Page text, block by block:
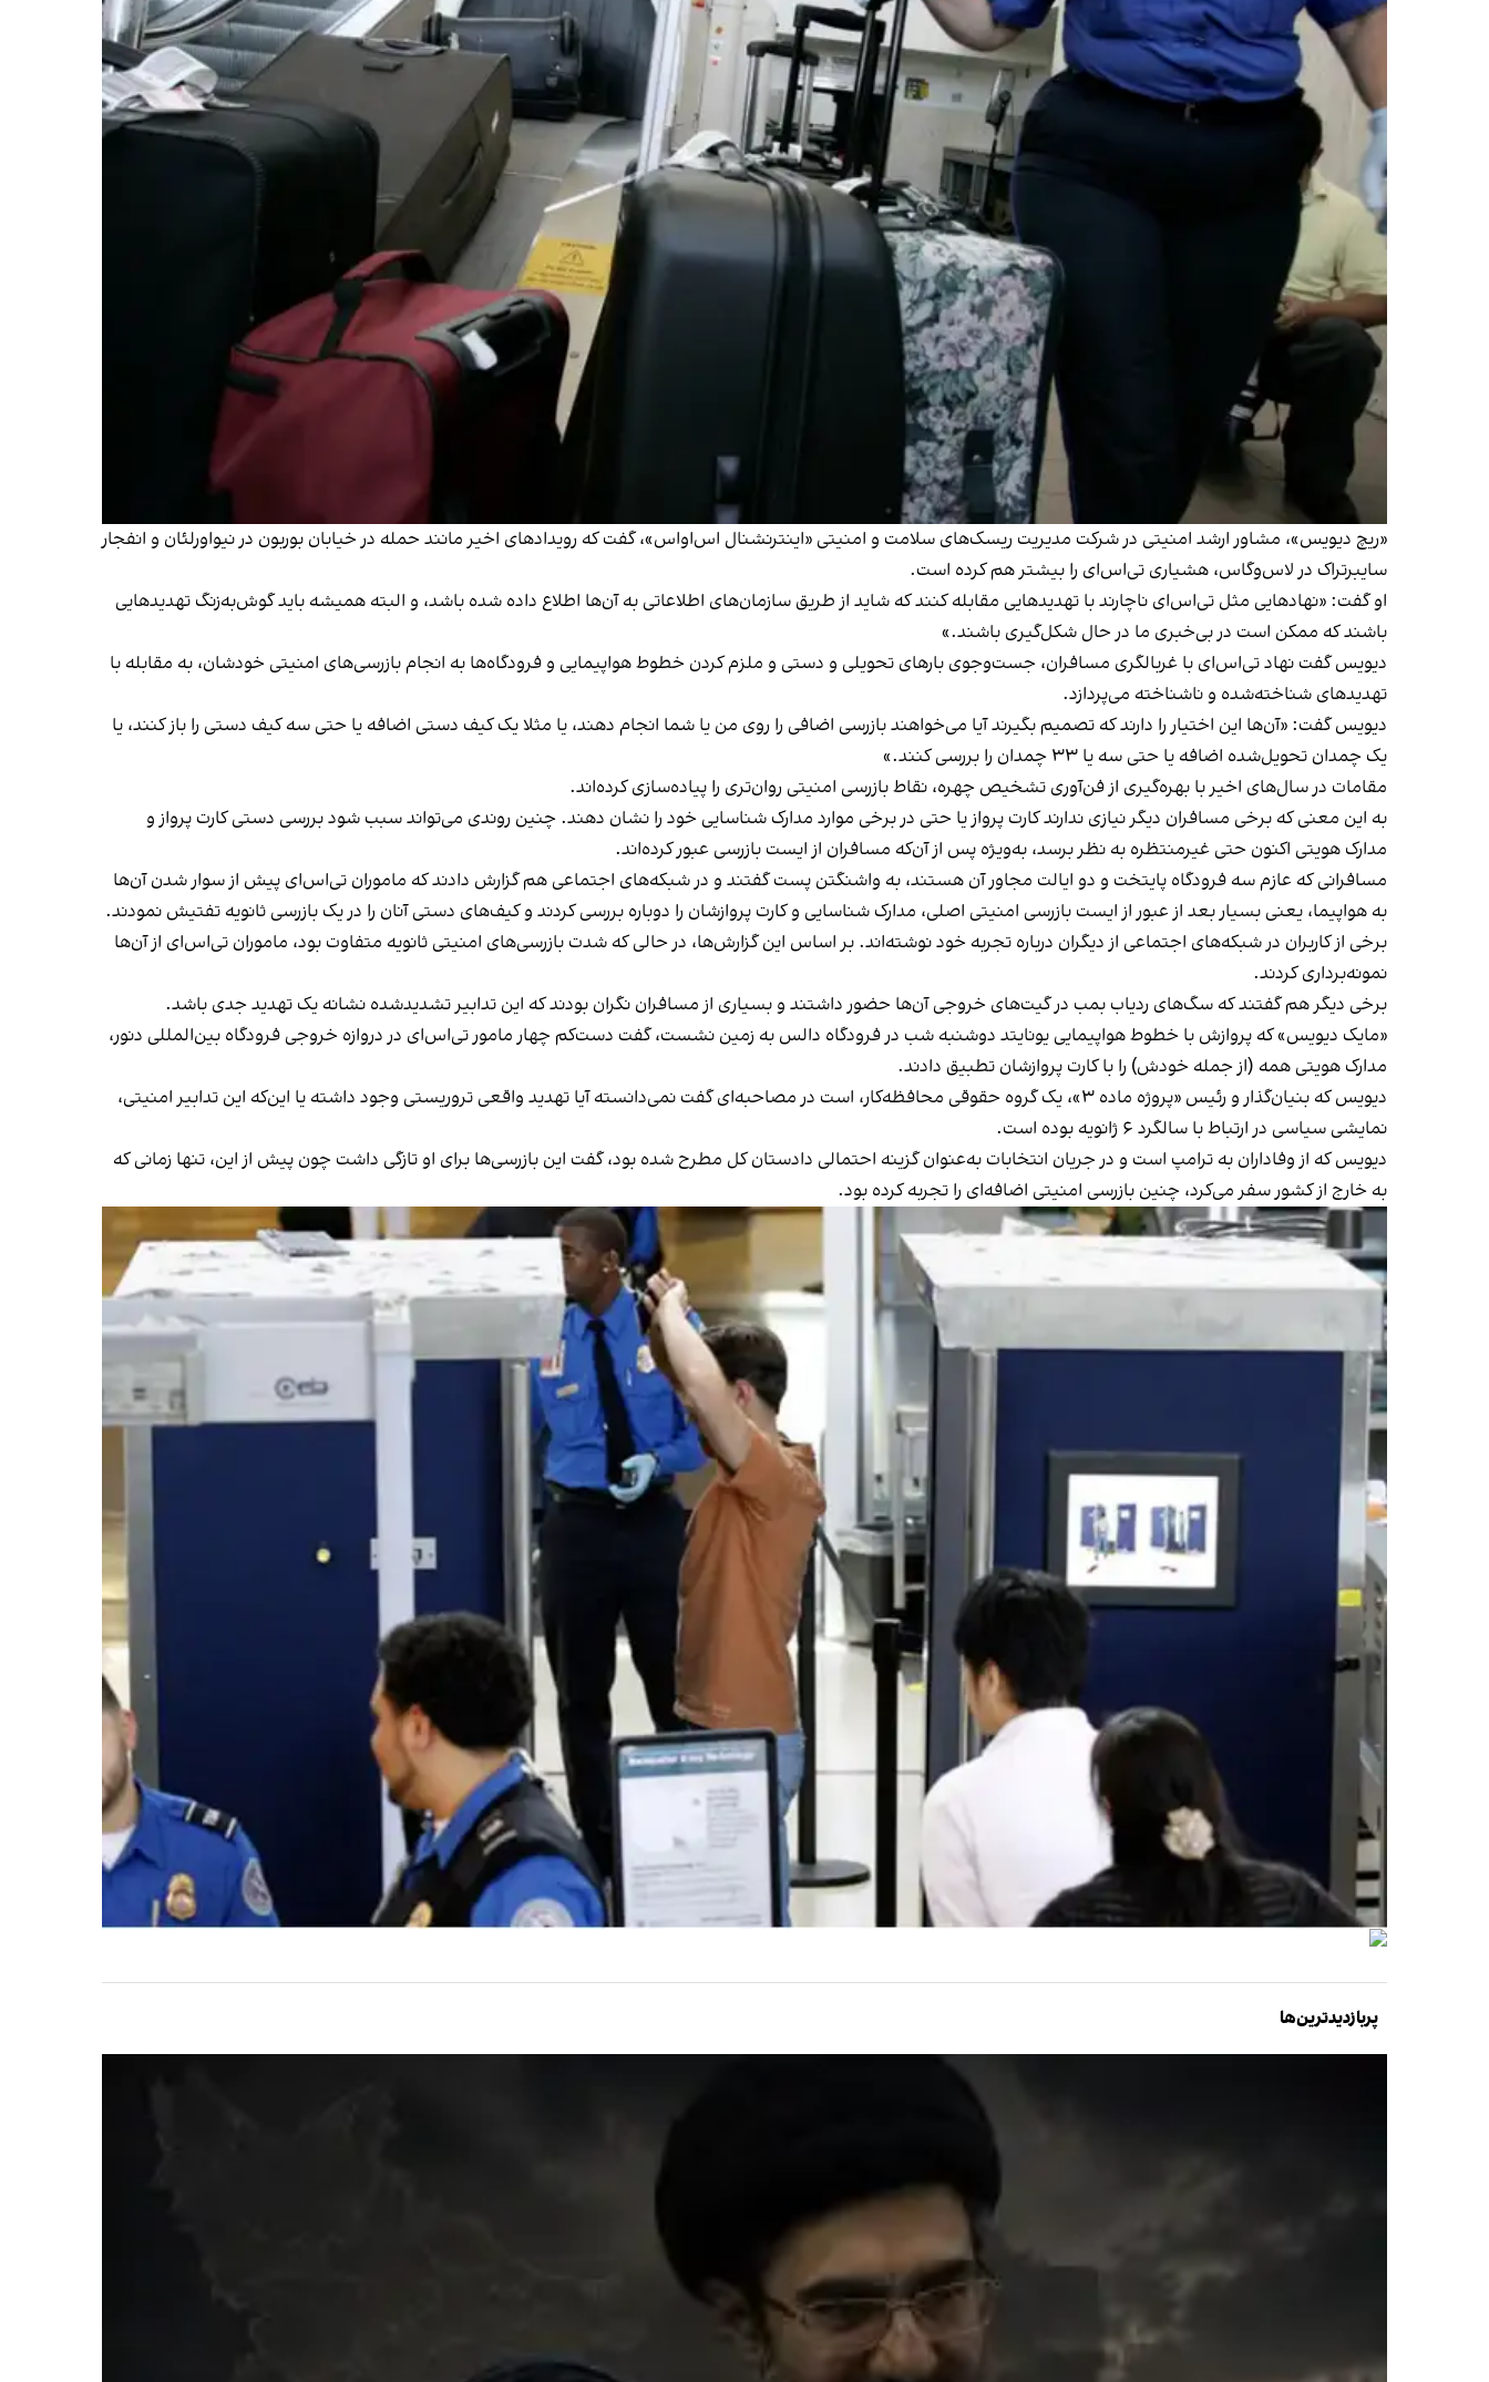
«ریچ دیویس»، مشاور ارشد امنیتی در شرکت مدیریت ریسک‌های سلامت و امنیتی «اینترنشنال اس‌او‌اس»، گفت که رویدادهای اخیر مانند حمله در خیابان بوربون در نیواورلئان و انفجار
سایبرتراک در لاس‌وگاس، هشیاری تی‌اس‌ای را بیشتر هم کرده است.
او گفت: «نهادهایی مثل تی‌اس‌ای ناچارند با تهدیدهایی مقابله کنند که شاید از طریق سازمان‌های اطلاعاتی به آن‌ها اطلاع داده شده باشد، و البته همیشه باید گوش‌به‌زنگ تهدیدهایی
باشند که ممکن است در بی‌خبری ما در حال شکل‌گیری باشند.»
دیویس گفت نهاد تی‌اس‌ای با غربالگری مسافران، جست‌وجوی بارهای تحویلی و دستی و ملزم کردن خطوط هواپیمایی و فرودگاه‌ها به انجام بازرسی‌های امنیتی خودشان، به مقابله با
تهدیدهای شناخته‌شده و ناشناخته می‌پردازد.
دیویس گفت: «آن‌ها این اختیار را دارند که تصمیم بگیرند آیا می‌خواهند بازرسی اضافی را روی من یا شما انجام دهند، یا مثلا یک کیف دستی اضافه یا حتی سه کیف دستی را باز کنند، یا
یک چمدان تحویل‌شده اضافه یا حتی سه یا ۳۳ چمدان را بررسی کنند.»
مقامات در سال‌های اخیر با بهره‌گیری از فن‌آوری تشخیص چهره، نقاط بازرسی امنیتی روان‌تری را پیاده‌سازی کرده‌اند.
به این معنی که برخی مسافران دیگر نیازی ندارند کارت پرواز یا حتی در برخی موارد مدارک شناسایی خود را نشان دهند. چنین روندی می‌تواند سبب شود بررسی دستی کارت پرواز و
مدارک هویتی اکنون حتی غیرمنتظره‌ به نظر برسد، به‌ویژه پس از آن‌که مسافران از ایست بازرسی عبور کرده‌اند.
مسافرانی که عازم سه فرودگاه‌ پایتخت و دو ایالت مجاور آن هستند، به واشنگتن پست گفتند و در شبکه‌های اجتماعی هم گزارش دادند که ماموران تی‌اس‌ای پیش از سوار شدن آن‌ها
به هواپیما، یعنی بسیار بعد از عبور از ایست بازرسی امنیتی اصلی، مدارک شناسایی و کارت پروازشان را دوباره بررسی کردند و کیف‌های دستی آنان را در یک بازرسی ثانویه تفتیش نمودند.
برخی از کاربران در شبکه‌های اجتماعی از دیگران درباره تجربه خود نوشته‌اند. بر اساس این گزارش‌ها، در حالی که شدت بازرسی‌های امنیتی ثانویه متفاوت بود، ماموران تی‌اس‌ای از آن‌ها
نمونه‌برداری کردند.
برخی دیگر هم گفتند که سگ‌های ردیاب بمب در گیت‌های خروجی آن‌ها حضور داشتند و بسیاری از مسافران نگران بودند که این تدابیر تشدیدشده نشانه یک تهدید جدی باشد.
«مایک دیویس» که پروازش با خطوط هواپیمایی یونایتد دوشنبه شب در فرودگاه دالس به زمین نشست، گفت دست‌کم چهار مامور تی‌اس‌ای در دروازه خروجی فرودگاه بین‌المللی دنور،
مدارک هویتی همه (از جمله خودش) را با کارت پروازشان تطبیق دادند.
دیویس که بنیان‌گذار و رئیس «پروژه ماده ۳»، یک گروه حقوقی محافظه‌کار، است در مصاحبه‌ای گفت نمی‌دانسته آیا تهدید واقعی تروریستی وجود داشته یا این‌که این تدابیر امنیتی،
نمایشی سیاسی در ارتباط با سالگرد ۶ ژانویه بوده است.
دیویس که از وفاداران به ترامپ است و در جریان انتخابات به‌عنوان گزینه احتمالی دادستان کل مطرح شده بود، گفت این بازرسی‌ها برای او تازگی داشت چون پیش از این، تنها زمانی که
به خارج از کشور سفر می‌کرد، چنین بازرسی امنیتی اضافه‌ای را تجربه کرده بود.
پربازدیدترین‌ها